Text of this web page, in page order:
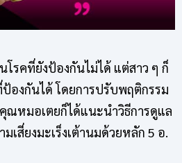
โรคที่ยังป้องกันไม่ได้ แต่สาว ๆ ก็
ป้องกันได้ โดยการปรับพฤติกรรม
ณหมอเตยก็ได้แนะนำวิธีการดูแล
เสี่ยงมะเร็งเต้านมด้วยหลัก 5 อ.